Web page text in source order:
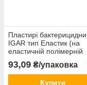
Пластирі
IGAR тип Еластик (на
еластичній полімерній
основі) 2,5х7,6 см
93,09 ₴/упаковка
Купити